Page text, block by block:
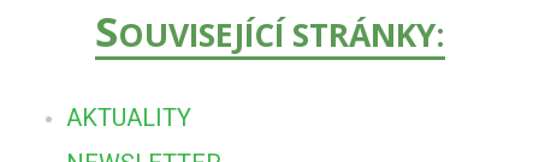
SOUVISEJÍCÍ STRÁNKY:
AKTUALITY